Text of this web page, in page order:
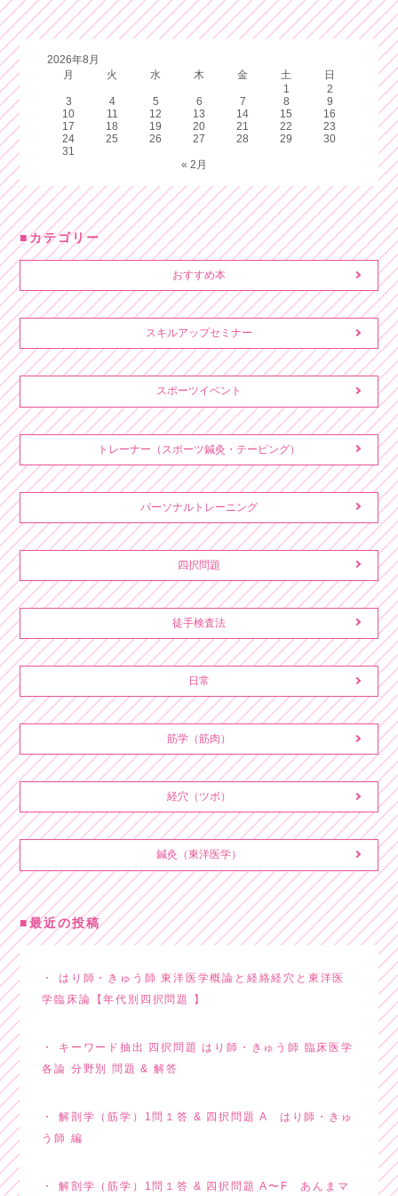
2026年8月
月
火 水 木 金 土
日
1
2
3
4 5 6 7 8
9
10
11 12 13 14 15
16
17
18 19 20 21 22
23
24
25 26 27 28 29
30
31
« 2月
カテゴリー
おすすめ本
スキルアップセミナー
スポーツイベント
トレーナー（スポーツ鍼灸・テーピング）
パーソナルトレーニング
四択問題
徒手検査法
日常
筋学（筋肉）
経穴（ツボ）
鍼灸（東洋医学）
最近の投稿
はり師・きゅう師 東洋医学概論と経絡経穴と東洋医
学臨床論【年代別四択問題 】
キーワード抽出 四択問題 はり師・きゅう師 臨床医学
各論 分野別 問題 & 解答
解剖学（筋学）1問１答 & 四択問題 A はり師・きゅ
う師 編
解剖学（筋学）1問１答 & 四択問題 A〜F あんまマ